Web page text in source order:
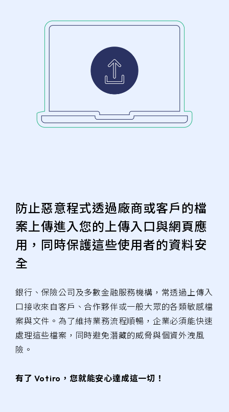
防止惡意程式透過廠商或客戶的檔
案上傳進入您的上傳入口與網頁應
用，同時保護這些使用者的資料安
全
銀行、保險公司及多數金融服務機構，常透過上傳入
口接收來自客戶、合作夥伴或一般大眾的各類敏感檔
案與文件。為了維持業務流程順暢，企業必須能快速
處理這些檔案，同時避免潛藏的威脅與個資外洩風
險。
有了 Votiro，您就能安心達成這一切！